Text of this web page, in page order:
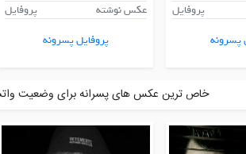
پروفایل
پسرونه
عکس نوشته
پروفایل
پروفایل پسرونه
خاص ترین عکس های پسرانه برای وضعیت